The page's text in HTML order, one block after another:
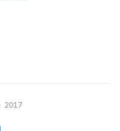
2017